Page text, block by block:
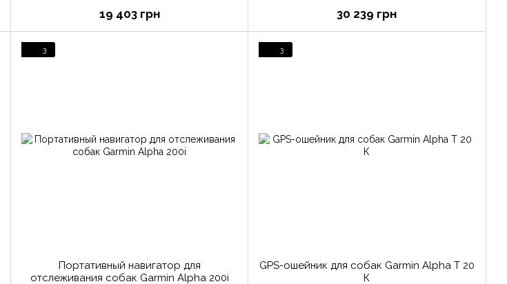
19 403 грн 30 239 грн
3
Портативный навигатор для
отслеживания собак Garmin Alpha 200i
3
GPS-ошейник для собак Garmin Alpha T 20
К